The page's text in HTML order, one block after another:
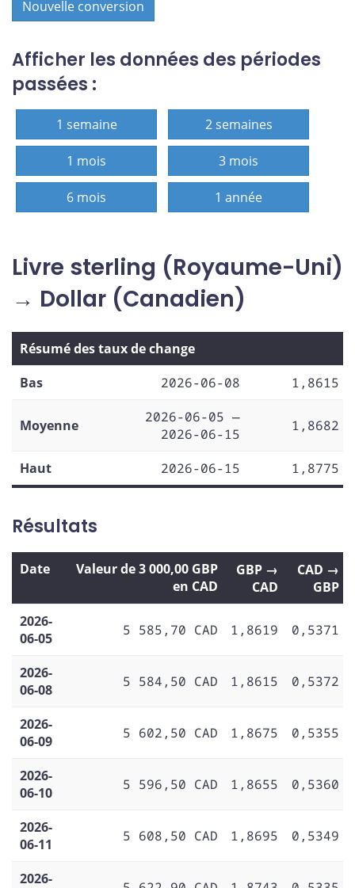
Nouvelle conversion
Afficher les données des périodes
passées :
1 semaine 2 semaines
1 mois 3 mois
6 mois 1 année
Livre sterling (Royaume-Uni)
→ Dollar (Canadien)
Résumé des taux de change
Bas
2026-06-08 1,8615
Moyenne
2026-06-05 —
2026-06-15
1,8682
Haut 2026-06-15 1,8775
Résultats
Date
Valeur de 3 000,00 GBP
en CAD
GBP →
CAD
CAD →
GBP
2026-
06-05
5 585,70 CAD 1,8619 0,5371
2026-
06-08
5 584,50 CAD 1,8615 0,5372
2026-
06-09
5 602,50 CAD 1,8675 0,5355
2026-
06-10
5 596,50 CAD 1,8655 0,5360
2026-
06-11
5 608,50 CAD 1,8695 0,5349
2026-